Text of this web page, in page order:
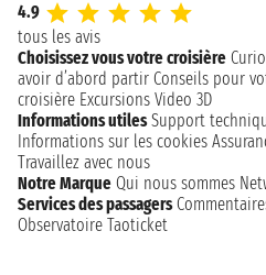
4.9
tous les avis
Choisissez vous votre croisière
avoir d’abord partir Conseils pour
croisière Excursions Video 3D
Informations utiles Support
Informations sur les cookies
Travaillez avec nous
Notre Marque Qui nous sommes
Services des passagers
Observatoire Taoticket